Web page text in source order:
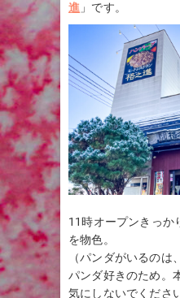
進 」です。
11時オープンきっか
を物色。
（パンダがいるの
パンダ好きのため。
気にしないでくださ